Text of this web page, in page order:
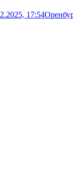
17:54